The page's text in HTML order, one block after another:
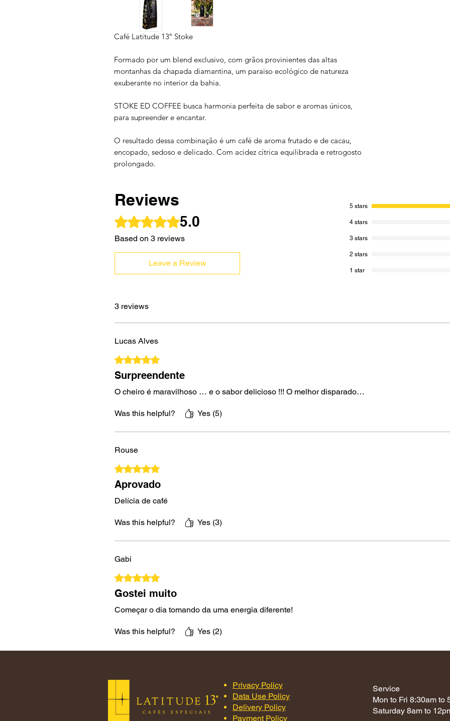
Café Latitude 13º Stoke
Formado por um blend exclusivo, com grãos provinientes das altas
montanhas da chapada diamantina, um paraiso ecológico de natureza
exuberante no interior da bahia.
STOKE ED COFFEE busca harmonia perfeita de sabor e aromas únicos,
para supreender e encantar.
O resultado dessa combinação é um café de aroma frutado e de cacau,
encopado, sedoso e delicado. Com acidez cítrica equilibrada e retrogosto
prolongado.
Reviews
Rated 5 out of 5 stars.5.0
Based on 3 reviews
Leave a Review
5 stars
4 stars
3 stars
2 stars
1 star
3 reviews
Lucas Alves
Rated 5 out of 5 stars.
Surpreendente
O cheiro é maravilhoso … e o sabor delicioso !!! O melhor disparado…
Was this helpful? Yes (5)
Rouse
Rated 5 out of 5 stars.
Aprovado
Delícia de café
Was this helpful? Yes (3)
Gabi
Rated 5 out of 5 stars.
Gostei muito
Começar o dia tomando da uma energia diferente!
Was this helpful? Yes (2)
Privacy Policy
Data Use Policy
Delivery Policy
Payment Policy
Service
Mon to Fri 8:30am to
Saturday 8am to